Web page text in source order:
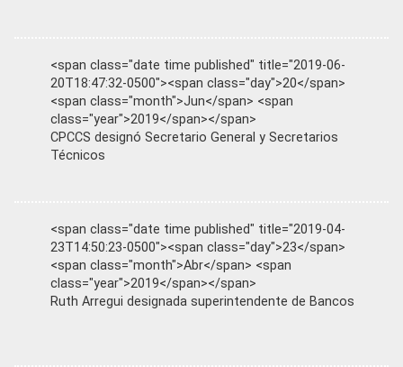
<span class="date time published" title="2019-06-
20T18:47:32-0500"><span class="day">20</span>
<span class="month">Jun</span> <span
class="year">2019</span></span>
CPCCS designó Secretario General y Secretarios
Técnicos
<span class="date time published" title="2019-04-
23T14:50:23-0500"><span class="day">23</span>
<span class="month">Abr</span> <span
class="year">2019</span></span>
Ruth Arregui designada superintendente de Bancos